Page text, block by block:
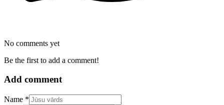
No comments yet
Be the first to add a comment!
Add comment
Confirm your email address
Name *